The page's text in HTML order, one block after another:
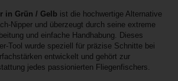
in Grün / Gelb ist die hochwertige Alternative
Nipper und überzeugt durch seine extreme
und einfache Handhabung. Dieses
Tool wurde speziell für präzise Schnitte bei
entwickelt und gehört zur
jedes passionierten Fliegenfischers.